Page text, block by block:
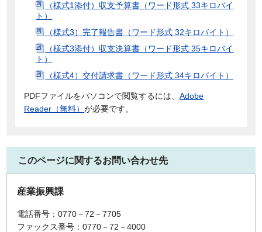
（様式1添付）収支予算書（ワード形式 33キロバイ
ト）
（様式3）完了報告書（ワード形式 32キロバイト）
（様式3添付）収支決算書（ワード形式 35キロバイ
ト）
（様式4）交付請求書（ワード形式 34キロバイト）
PDFファイルをパソコンで閲覧するには、Adobe
Reader（無料）が必要です。
このページに関するお問い合わせ先
産業振興課
電話番号：0770－72－7705
ファックス番号：0770－72－4000